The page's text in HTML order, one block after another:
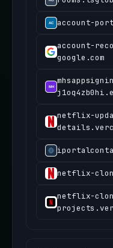
account-
account-
google.com
netflix-
netflix-
netflix-